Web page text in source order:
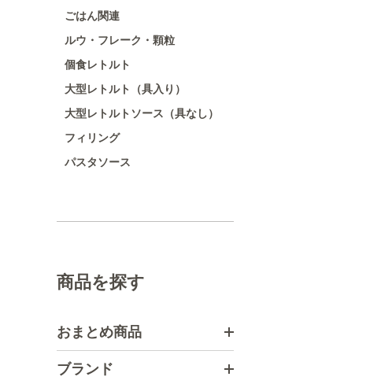
ごはん関連
ルウ・フレーク・顆粒
個食レトルト
大型レトルト（具入り）
大型レトルトソース（具なし）
フィリング
パスタソース
商品を探す
おまとめ商品
ブランド